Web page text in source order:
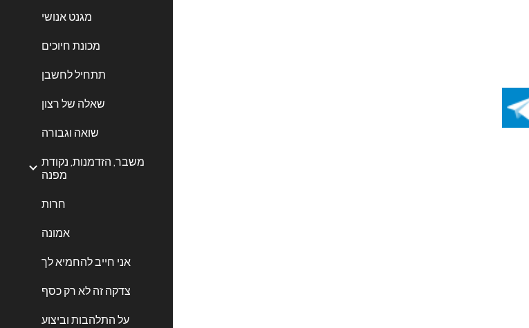
מגנט אנושי
מכונת חיוכים
תתחיל לחשבן
שאלה של רצון
שואה וגבורה
משבר, הזדמנות, נקודת
מפנה
חרות
אמונה
אני חייב להחמיא לך
צדקה זה לא רק כסף
על התלהבות וביצוע